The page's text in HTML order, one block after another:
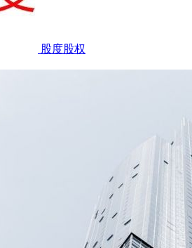
股度股权